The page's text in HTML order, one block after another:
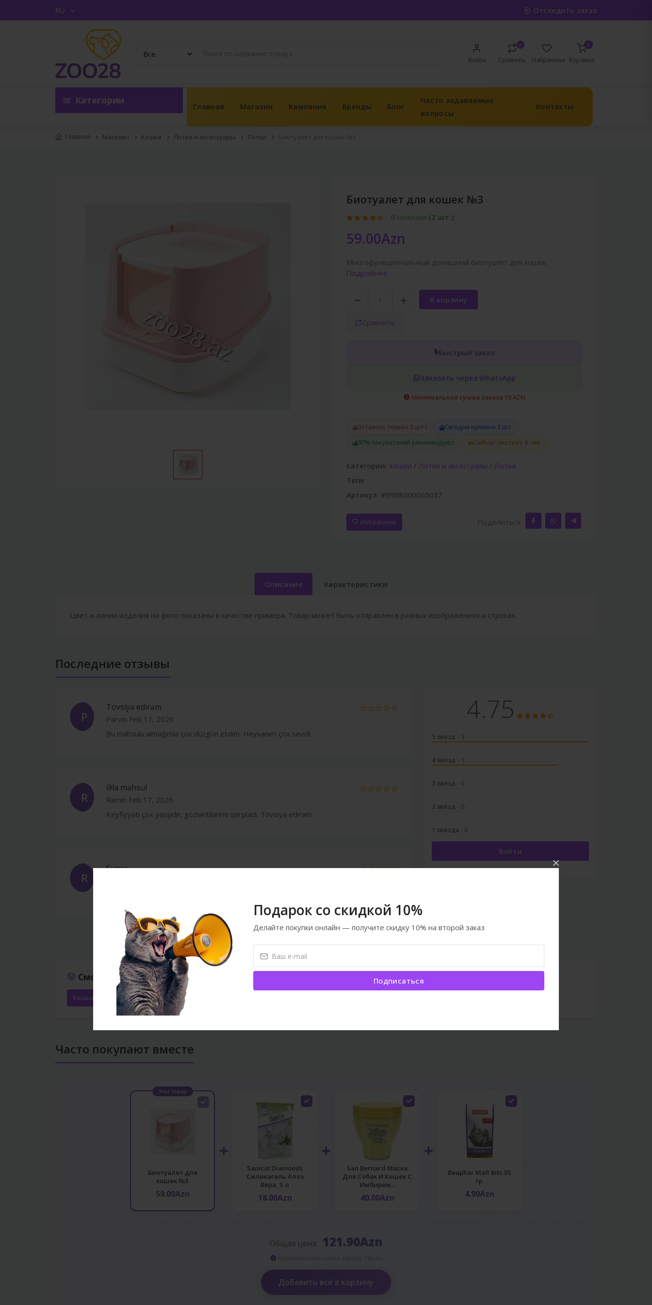
Подарок со скидкой 10%
Делайте покупки онлайн — получите скидку 10% на второй заказ
Подписаться
×
RU Отследить заказ
Войти
0
Сравнить Избранное
0
Корзина
Категории
Главная Магазин Кампания Бренды Блог
Часто задаваемые
вопросы
Контакты
Главная Магазин Кошки Лотки и аксессуары Лотки Биотуалет для кошек №3
Биотуалет для кошек №3
В наличии (2 шт.)
59.00Azn
Многофункциональный домашний биотуалет для кошек.
Подробнее
В корзину
Сравнить
Быстрый заказ
Заказать через WhatsApp
Минимальная сумма заказа 10 AZN
Осталось только 2 шт.!
Сегодня куплено 3 шт.
97% покупателей рекомендуют
Сейчас смотрят 6 чел.
Категории: Кошки / Лотки и аксессуары / Лотки
Теги:
Артикул: #9998000005037
Избранное Поделиться:
Описание Характеристики
Цвет и линии изделия на фото показаны в качестве примера. Товар может быть отправлен в разных изображениях и строках.
Последние отзывы
P
Tövsiyə edirəm
Pərvin Feb 17, 2026
Bu məhsulu almağımla çox düzgün etdim. Heyvanım çox sevdi.
R
Əla məhsul
Ramin Feb 17, 2026
Keyfiyyəti çox yaxşıdır, gözləntilərimi qarşıladı. Tövsiyə edirəm.
R
Super
‹
4.75
5 звёзд - 3
4 звёзд - 1
3 звёзд - 0
2 звёзд - 0
1 звезда - 0
Войти
Смотреть ещё
Кошки Лотки и аксессуары Лотки
Часто покупают вместе
Этот товар
Биотуалет для
кошек №3
59.00Azn
Sanicat Diamonds
Силикагель Алоэ
Вера, 5 л
18.00Azn
San Bernard Маска
Для Собак И Кошек С
Имбирем...
40.00Azn
Beaphar Malt Bits 35
гр.
4.90Azn
Общая цена: 121.90Azn
Добавить всё в корзину